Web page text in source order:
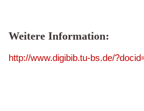
Weitere Information:
http://www.digibib.tu-bs.de/